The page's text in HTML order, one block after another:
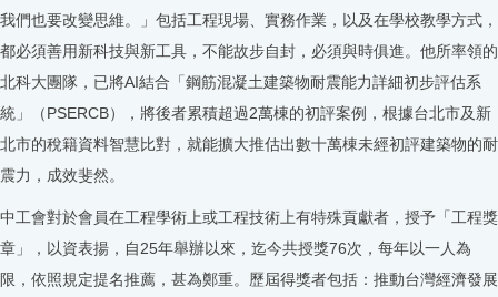
我們也要改變思維。」包括工程現場、實務作業，以及在學校教學方式，
都必須善用新科技與新工具，不能故步自封，必須與時俱進。他所率領的
北科大團隊，已將AI結合「鋼筋混凝土建築物耐震能力詳細初步評估系
統」（PSERCB），將後者累積超過2萬棟的初評案例，根據台北市及新
北市的稅籍資料智慧比對，就能擴大推估出數十萬棟未經初評建築物的耐
震力，成效斐然。
中工會對於會員在工程學術上或工程技術上有特殊貢獻者，授予「工程獎
章」，以資表揚，自25年舉辦以來，迄今共授獎76次，每年以一人為
限，依照規定提名推薦，甚為鄭重。歷屆得獎者包括：推動台灣經濟發展